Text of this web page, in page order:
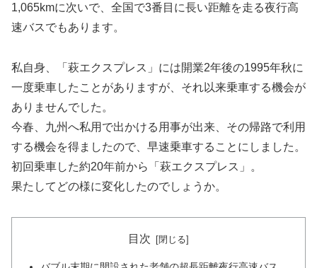
1,065kmに次いで、全国で3番目に長い距離を走る夜行高
速バスでもあります。
私自身、「萩エクスプレス」には開業2年後の1995年秋に
一度乗車したことがありますが、それ以来乗車する機会が
ありませんでした。
今春、九州へ私用で出かける用事が出来、その帰路で利用
する機会を得ましたので、早速乗車することにしました。
初回乗車した約20年前から「萩エクスプレス」。
果たしてどの様に変化したのでしょうか。
目次